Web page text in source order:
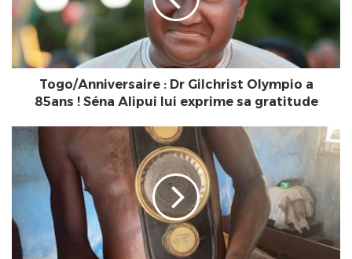
a
85ans
Séna
gratitude
Togo/Anniversaire : Dr Gilchrist Olympio a
85ans ! Séna Alipui lui exprime sa gratitude
Togo/Société
entraîneur
boxe
professionnelle